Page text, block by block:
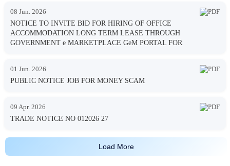
08 Jun. 2026
NOTICE TO INVITE BID FOR HIRING OF OFFICE
ACCOMMODATION LONG TERM LEASE THROUGH
GOVERNMENT e MARKETPLACE GeM PORTAL FOR
01 Jun. 2026
PUBLIC NOTICE JOB FOR MONEY SCAM
09 Apr. 2026
TRADE NOTICE NO 012026 27
Load More